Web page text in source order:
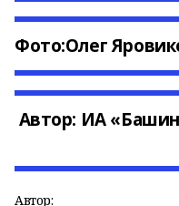
Фото:Олег
Автор: ИА
Автор: